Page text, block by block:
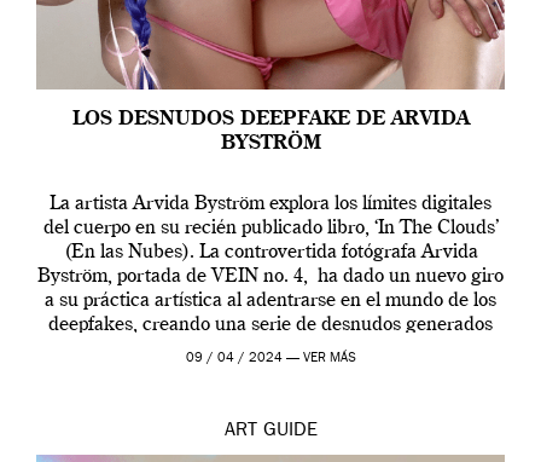
LOS DESNUDOS DEEPFAKE DE ARVIDA
BYSTRÖM
La artista Arvida Byström explora los límites digitales
del cuerpo en su recién publicado libro, ‘In The Clouds’
(En las Nubes). La controvertida fotógrafa Arvida
Byström, portada de VEIN no. 4, ha dado un nuevo giro
a su práctica artística al adentrarse en el mundo de los
deepfakes, creando una serie de desnudos generados
por […]
09 / 04 / 2024 — VER MÁS
ART GUIDE